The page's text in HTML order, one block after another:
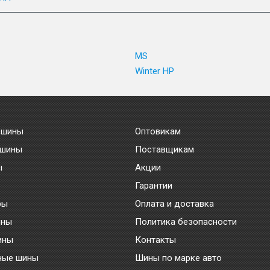
MS
Winter HP
шины
шины
Оптовикам
Поставщикам
Акции
Гарантии
Оплата и доставка
Политика безопасности
Контакты
Шины по марке авто